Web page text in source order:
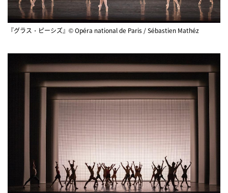
『グラス・ピーシズ』© Opéra national de Paris / Sébastien Mathéz